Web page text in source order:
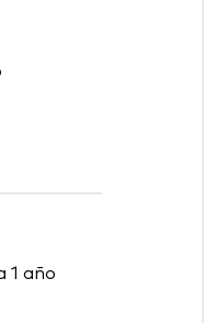
1 año